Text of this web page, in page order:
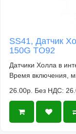
SS41, Датчик
150G TO92
Датчики Холла в
Время включения,
26.00р. Без НДС: